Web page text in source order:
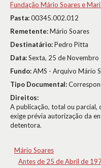
Fundação Mário Soares e
Pasta:00345.002.012
Remetente:Mário Soares
Destinatário:Pedro Pitta
Data:Sexta, 25 de Novembro
Fundo:AMS - Arquivo Mário
Tipo Documental:
Direitos:
A publicação, total ou parcial,
exige prévia autorização da
detentora.
Mário Soares
Antes de 25 de Abril de